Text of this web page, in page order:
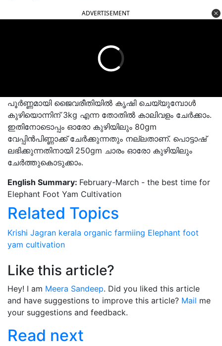
ADVERTISEMENT
പൂർണ്ണമായി ജൈവരീതിയിൽ കൃഷി ചെയ്യുമ്പോൾ
കുഴിയൊന്നിന് 3kg എന്ന തോതിൽ കാലിവളം ചേർക്കാം.
ഇതിനോടൊപ്പം ഓരോ കുഴിയിലും 80gm
വേപ്പിൻപിണ്ണാക്ക് ചേർക്കുന്നതും നല്ലതാണ്. പൊട്ടാഷ്
ലഭിക്കുന്നതിനായി 250gm ചാരം ഓരോ കുഴിയിലും
ചേർത്തുകൊടുക്കാം.
English Summary: February-March - the best time for
Elephant Foot Yam Cultivation
Related Topics
Krishi Jagran kerala organic farmiing Elephant foot
yam cultivation
Like this article?
Hey! I am Meera Sandeep. Did you liked this article
and have suggestions to improve this article? Mail me
your suggestions and feedback.
Read next